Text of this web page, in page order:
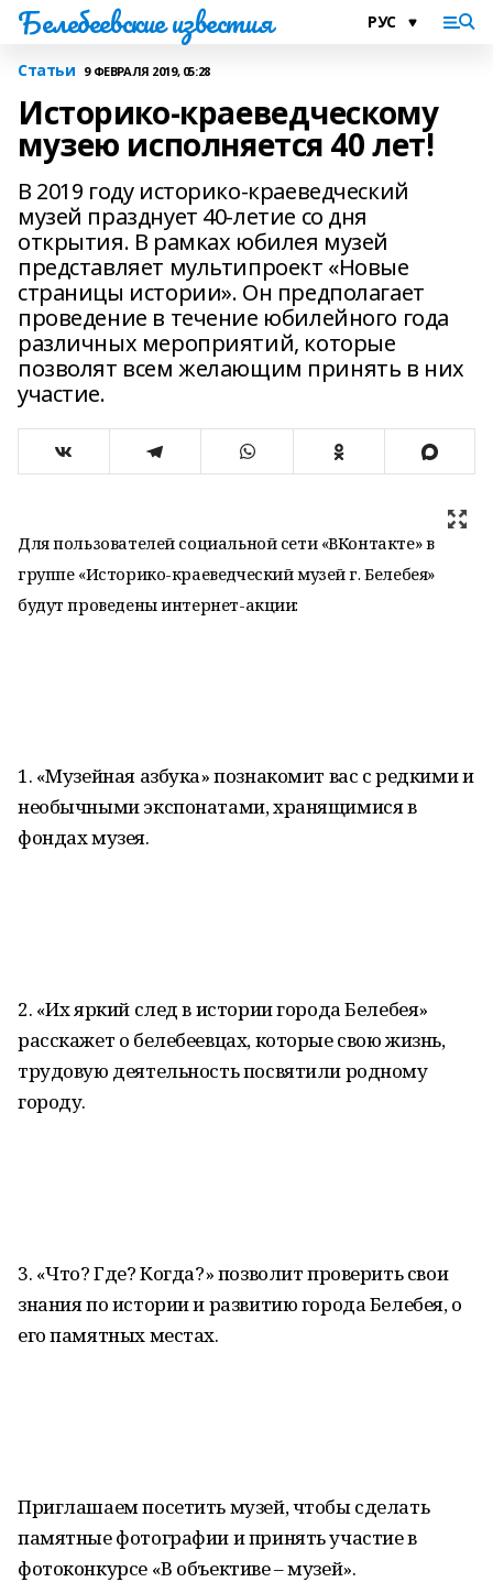
Белебеевские известия
Статьи 9 ФЕВРАЛЯ 2019, 05:28
Историко-краеведческому
музею исполняется 40 лет!
В 2019 году историко-краеведческий
музей празднует 40-летие со дня
открытия. В рамках юбилея музей
представляет мультипроект «Новые
страницы истории». Он предполагает
проведение в течение юбилейного года
различных мероприятий, которые
позволят всем желающим принять в них
участие.
Для пользователей социальной сети «ВКонтакте» в
группе «Историко-краеведческий музей г. Белебея»
будут проведены интернет-акции:
1. «Музейная азбука» познакомит вас с редкими и
необычными экспонатами, хранящимися в
фондах музея.
2. «Их яркий след в истории города Белебея»
расскажет о белебеевцах, которые свою жизнь,
трудовую деятельность посвятили родному
городу.
3. «Что? Где? Когда?» позволит проверить свои
знания по истории и развитию города Белебея, о
его памятных местах.
Приглашаем посетить музей, чтобы сделать
памятные фотографии и принять участие в
фотоконкурсе «В объективе – музей».